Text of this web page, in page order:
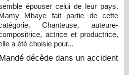
épouser celui de leur pays.
Mbaye fait partie de cette
Chanteuse, auteure-
actrice et productrice,
a été choisie pour...
décède dans un accident